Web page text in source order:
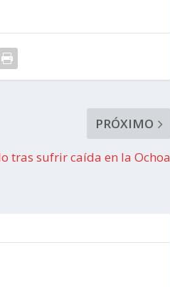
PRÓXIMO
tras sufrir caída en la Ochoa